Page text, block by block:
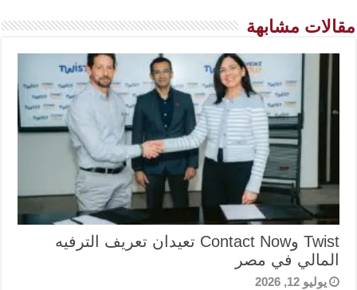
مقالات مشابهة
Twist وContact Now تعيدان تعريف الترفيه
المالي في مصر
يوليو 12, 2026